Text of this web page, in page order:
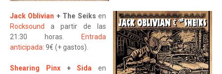
Jack Oblivian + The Seiks en
Rocksound
a partir de las
21:30 horas.
Entrada
anticipada: 9€ (+ gastos).
Shearing Pinx+Sida en